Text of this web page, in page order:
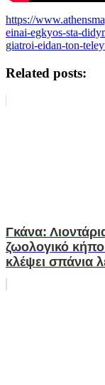
https://
einai-egkyos-sta-
giatroi-eidan-ton-
Related posts:
Γκάνα:
ζωολογικό
κλέψει σπάνια